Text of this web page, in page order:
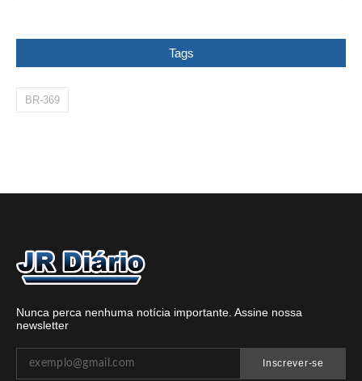
Tags
BR-369
Nunca perca nenhuma notícia importante. Assine nossa
newsletter
Inscrever-se